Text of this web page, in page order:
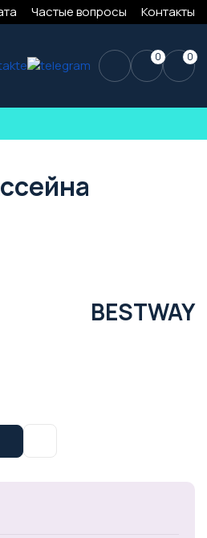
Частые вопросы Контакты
0 0
BESTWAY